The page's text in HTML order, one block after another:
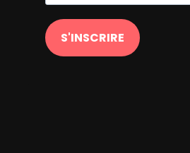
S'INSCRIRE